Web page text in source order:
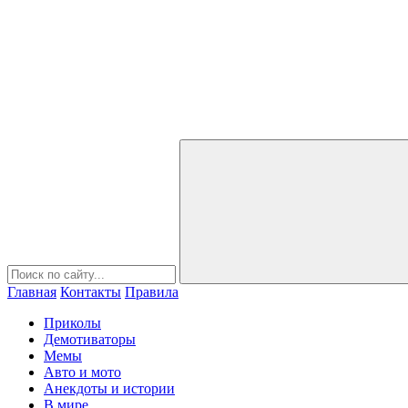
Главная Контакты Правила
Приколы
Демотиваторы
Мемы
Авто и мото
Анекдоты и истории
В мире